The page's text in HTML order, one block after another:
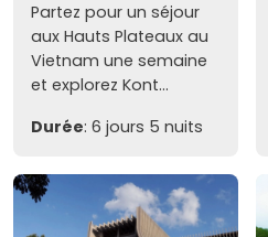
Partez pour un séjour
aux Hauts Plateaux au
Vietnam une semaine
et explorez Kont...
Durée: 6 jours 5 nuits